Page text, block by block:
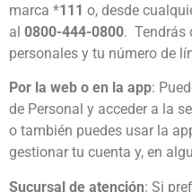
marca *111 o, desde
al 0800-444-0800. Tendrás
personales y tu número de
Por la web o en la app:
de Personal y acceder a la
o también puedes usar la
gestionar tu cuenta y, en
Sucursal de atención: Si